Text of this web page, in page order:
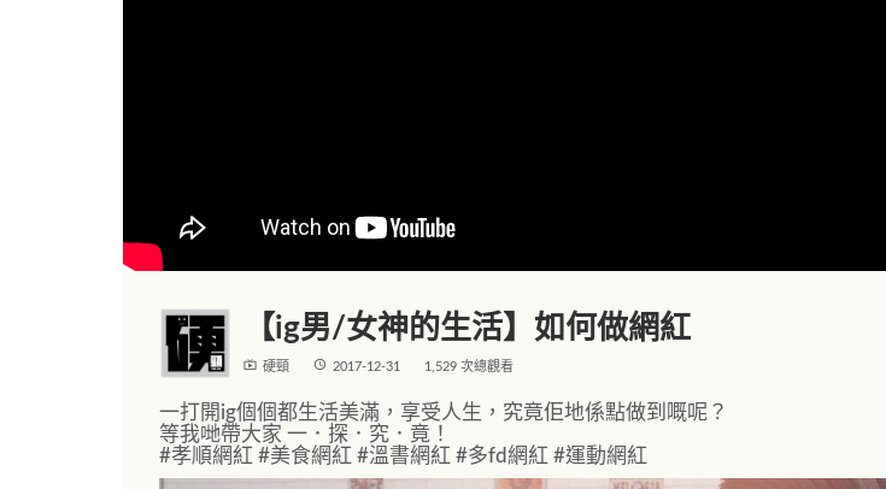
【ig男/女神的生活】如何做網紅
live_tv 硬頸 access_time 2017-12-31 1,529 次總觀看
一打開ig個個都生活美滿，享受人生，究竟佢地係點做到嘅呢？
等我哋帶大家 一．探．究．竟！
#孝順網紅 #美食網紅 #溫書網紅 #多fd網紅 #運動網紅